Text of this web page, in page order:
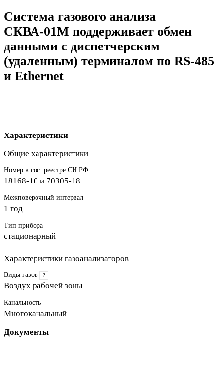
Система газового анализа
СКВА-01М поддерживает обмен
данными с диспетчерским
(удаленным) терминалом по RS-485
и Ethernet
Характеристики
Общие характеристики
Номер в гос. реестре СИ РФ
18168-10 и 70305-18
Межповерочный интервал
1 год
Тип прибора
стационарный
Характеристики газоанализаторов
Виды газов ?
Воздух рабочей зоны
Канальность
Многоканальный
Документы